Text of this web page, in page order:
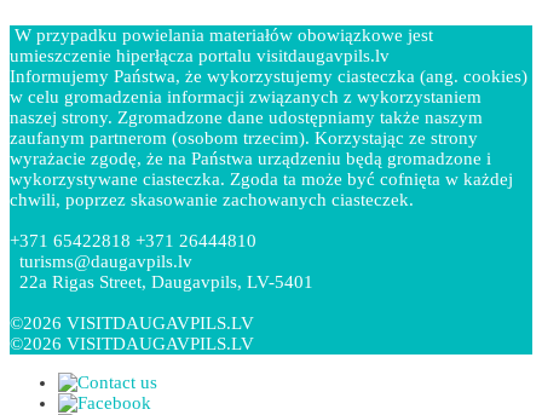
W przypadku powielania materiałów obowiązkowe jest
umieszczenie hiperłącza portalu visitdaugavpils.lv
Informujemy Państwa, że wykorzystujemy ciasteczka (ang. cookies)
w celu gromadzenia informacji związanych z wykorzystaniem
naszej strony. Zgromadzone dane udostępniamy także naszym
zaufanym partnerom (osobom trzecim). Korzystając ze strony
wyrażacie zgodę, że na Państwa urządzeniu będą gromadzone i
wykorzystywane ciasteczka. Zgoda ta może być cofnięta w każdej
chwili, poprzez skasowanie zachowanych ciasteczek.
+371 65422818 +371 26444810
turisms@daugavpils.lv
22a Rigas Street, Daugavpils, LV-5401
©2026 VISITDAUGAVPILS.LV
©2026 VISITDAUGAVPILS.LV